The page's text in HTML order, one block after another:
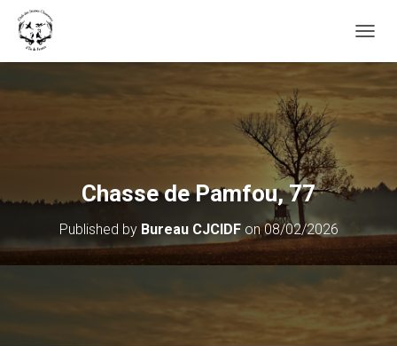
Chasse de Pamfou, 77
Published by Bureau CJCIDFon08/02/2026